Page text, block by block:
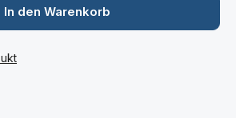
In den Warenkorb